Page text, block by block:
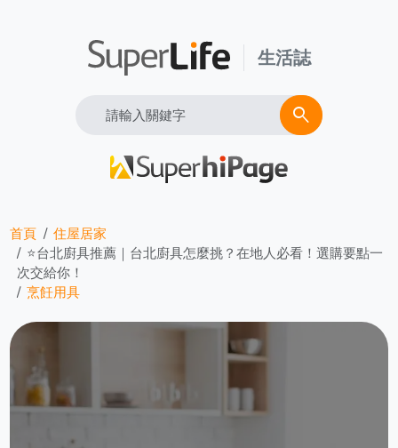
生活誌
Search search
首頁
住屋居家
⭐台北廚具推薦｜台北廚具怎麼挑？在地人必看！選購要點一
次交給你！
烹飪用具